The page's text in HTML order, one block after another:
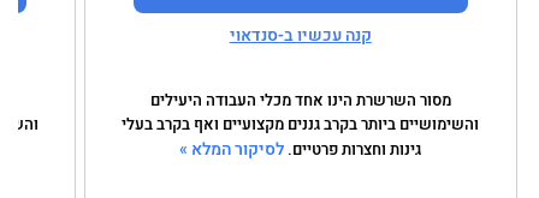
קנה עכשיו ב-סנדאוי
מסור השרשרת הינו אחד מכלי העבודה היעילים
והשימושיים ביותר בקרב גננים מקצועיים ואף בקרב בעלי
גינות וחצרות פרטיים. לסיקור המלא »